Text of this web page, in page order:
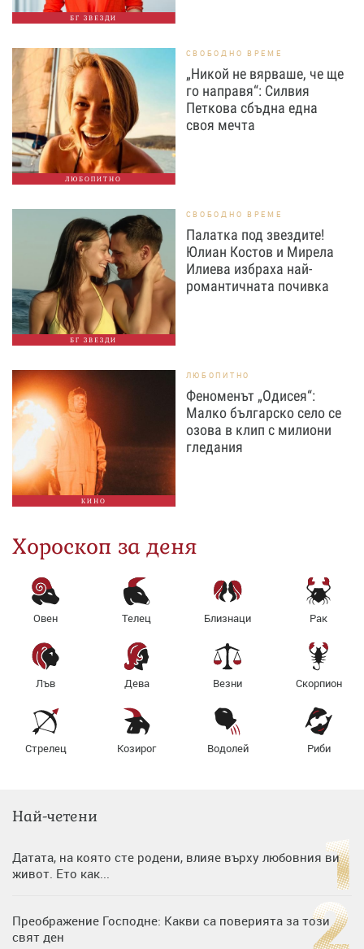
БГ ЗВЕЗДИ
ЛЮБОПИТНО
СВОБОДНО ВРЕМЕ
„Никой не вярваше, че ще
го направя“: Силвия
Петкова сбъдна една
своя мечта
БГ ЗВЕЗДИ
СВОБОДНО ВРЕМЕ
Палатка под звездите!
Юлиан Костов и Мирела
Илиева избраха най-
романтичната почивка
КИНО
ЛЮБОПИТНО
Феноменът „Одисея“:
Малко българско село се
озова в клип с милиони
гледания
Хороскоп за деня
Овен Телец Близнаци Рак
Лъв Дева Везни Скорпион
Стрелец Козирог Водолей Риби
Най-четени
Датата, на която сте родени, влияе върху любовния ви
живот. Ето как...
Преображение Господне: Какви са поверията за този
свят ден